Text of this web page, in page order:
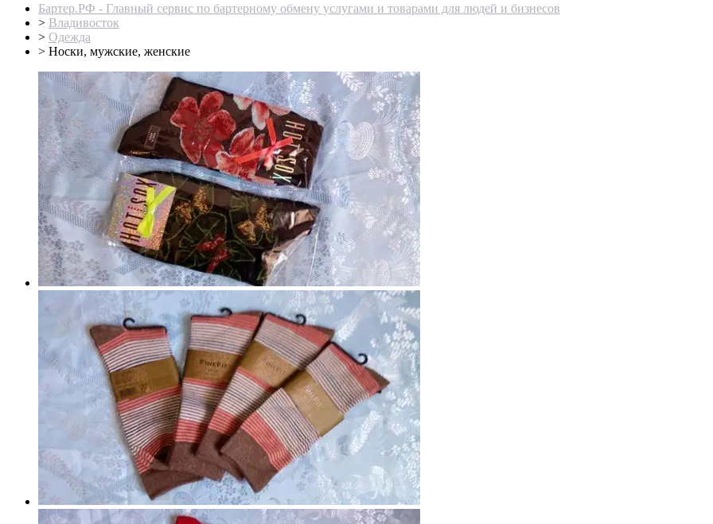
Бартер.РФ - Главный сервис по бартерному обмену услугами и товарами для людей и бизнесов
> Владивосток
> Одежда
> Носки, мужские, женские